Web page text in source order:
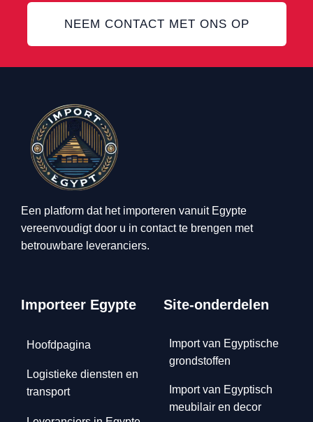
NEEM CONTACT MET ONS OP
Een platform dat het importeren vanuit Egypte
vereenvoudigt door u in contact te brengen met
betrouwbare leveranciers.
Importeer Egypte
Hoofdpagina
Logistieke diensten en
transport
Site-onderdelen
Import van Egyptische
grondstoffen
Import van Egyptisch
meubilair en decor